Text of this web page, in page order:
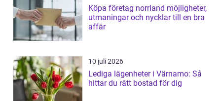
Köpa företag norrland möjligheter,
utmaningar och nycklar till en bra
affär
10 juli 2026
Lediga lägenheter i Värnamo: Så
hittar du rätt bostad för dig